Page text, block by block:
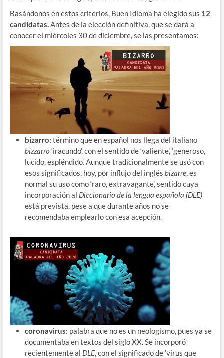
Basándonos en estos criterios, Buen Idioma ha elegido sus 12
candidatas. Antes de la elección definitiva, que se dará a
conocer el miércoles 30 de diciembre, se las presentamos:
bizarro: término que en español nos llega del italiano
bizzarro ‘iracundo’, con el sentido de ‘valiente’, ‘generoso,
lucido, espléndido’. Aunque tradicionalmente se usó con
esos significados, hoy, por influjo del inglés bizarre, es
normal su uso como ‘raro, extravagante’, sentido cuya
incorporación al Diccionario de la lengua española (DLE)
está prevista, pese a que durante años no se
recomendaba emplearlo con esa acepción.
coronavirus: palabra que no es un neologismo, pues ya se
documentaba en textos del siglo XX. Se incorporó
recientemente al DLE, con el significado de ‘virus que